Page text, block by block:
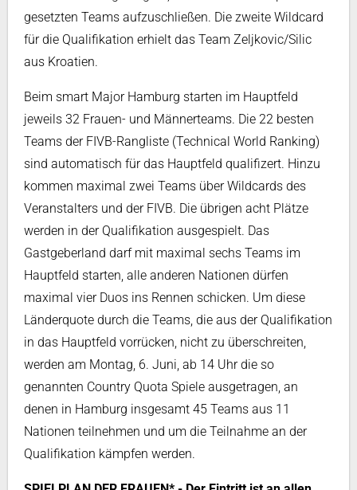
gesetzten Teams aufzuschließen. Die zweite Wildcard
für die Qualifikation erhielt das Team Zeljkovic/Silic
aus Kroatien.
Beim smart Major Hamburg starten im Hauptfeld
jeweils 32 Frauen- und Männerteams. Die 22 besten
Teams der FIVB-Rangliste (Technical World Ranking)
sind automatisch für das Hauptfeld qualifizert. Hinzu
kommen maximal zwei Teams über Wildcards des
Veranstalters und der FIVB. Die übrigen acht Plätze
werden in der Qualifikation ausgespielt. Das
Gastgeberland darf mit maximal sechs Teams im
Hauptfeld starten, alle anderen Nationen dürfen
maximal vier Duos ins Rennen schicken. Um diese
Länderquote durch die Teams, die aus der Qualifikation
in das Hauptfeld vorrücken, nicht zu überschreiten,
werden am Montag, 6. Juni, ab 14 Uhr die so
genannten Country Quota Spiele ausgetragen, an
denen in Hamburg insgesamt 45 Teams aus 11
Nationen teilnehmen und um die Teilnahme an der
Qualifikation kämpfen werden.